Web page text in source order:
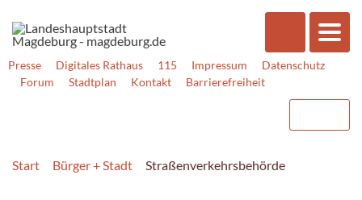
Presse Digitales Rathaus 115 Impressum
Datenschutz
Forum
Stadtplan Kontakt Barrierefreiheit
Start Bürger + Stadt Straßenverkehrsbehörde